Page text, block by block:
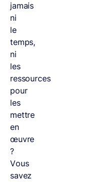
jamais
ni
le
temps,
ni
les
ressources
pour
les
mettre
en
œuvre
?
Vous
savez